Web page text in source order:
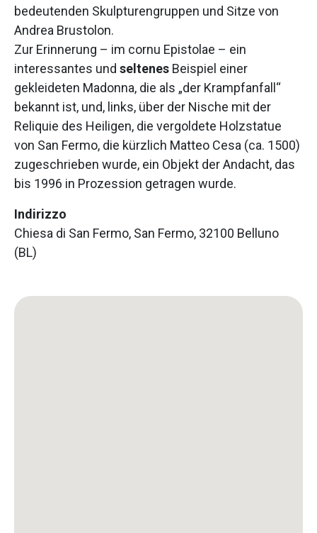
bedeutenden Skulpturengruppen und Sitze von
Andrea Brustolon.
Zur Erinnerung – im cornu Epistolae – ein
interessantes und seltenes Beispiel einer
gekleideten Madonna, die als „der Krampfanfall“
bekannt ist, und, links, über der Nische mit der
Reliquie des Heiligen, die vergoldete Holzstatue
von San Fermo, die kürzlich Matteo Cesa (ca. 1500)
zugeschrieben wurde, ein Objekt der Andacht, das
bis 1996 in Prozession getragen wurde.
Indirizzo
Chiesa di San Fermo, San Fermo, 32100 Belluno
(BL)